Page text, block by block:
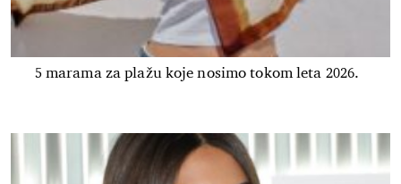
5 marama za plažu koje nosimo tokom leta 2026.